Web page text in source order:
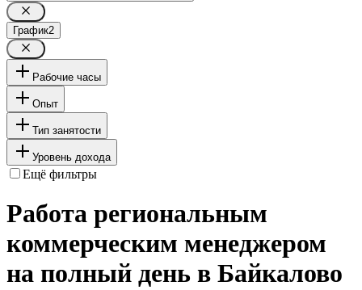
График2
Рабочие часы
Опыт
Тип занятости
Уровень дохода
Ещё фильтры
Работа региональным
коммерческим менеджером
на полный день в Байкалово